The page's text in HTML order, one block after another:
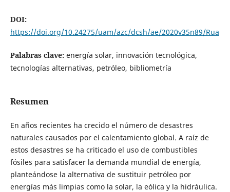
DOI:
https://doi.org/10.24275/uam/azc/dcsh/ae/2020v35n89/Rua
Palabras clave: energía solar, innovación tecnológica,
tecnologías alternativas, petróleo, bibliometría
Resumen
En años recientes ha crecido el número de desastres
naturales causados por el calentamiento global. A raíz de
estos desastres se ha criticado el uso de combustibles
fósiles para satisfacer la demanda mundial de energía,
planteándose la alternativa de sustituir petróleo por
energías más limpias como la solar, la eólica y la hidráulica.